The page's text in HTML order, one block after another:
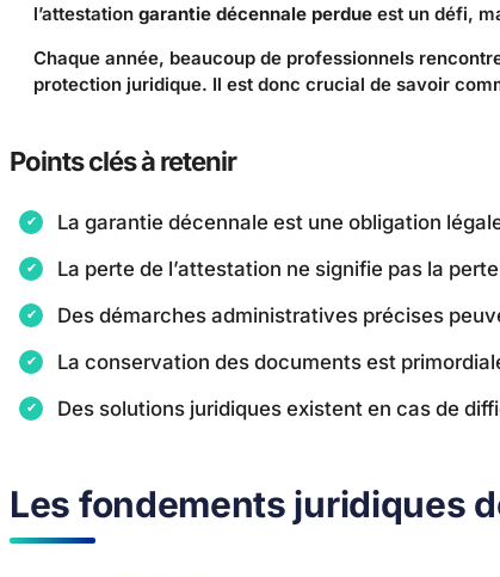
l’attestation garantie décennale perdue est un défi,
Chaque année, beaucoup de professionnels
protection juridique. Il est donc crucial de savoir
Points clés à retenir
La garantie décennale est une obligation
La perte de l’attestation ne signifie pas la
Des démarches administratives précises
La conservation des documents est
Des solutions juridiques existent en cas de
Les fondements juridiques